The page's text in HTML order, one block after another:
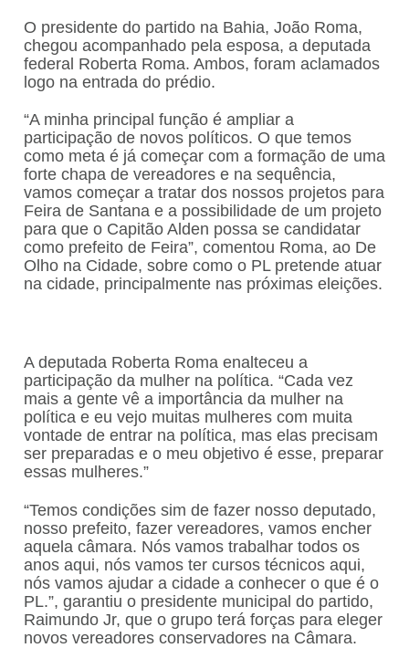
O presidente do partido na Bahia, João Roma,
chegou acompanhado pela esposa, a deputada
federal Roberta Roma. Ambos, foram aclamados
logo na entrada do prédio.
“A minha principal função é ampliar a
participação de novos políticos. O que temos
como meta é já começar com a formação de uma
forte chapa de vereadores e na sequência,
vamos começar a tratar dos nossos projetos para
Feira de Santana e a possibilidade de um projeto
para que o Capitão Alden possa se candidatar
como prefeito de Feira”, comentou Roma, ao De
Olho na Cidade, sobre como o PL pretende atuar
na cidade, principalmente nas próximas eleições.
A deputada Roberta Roma enalteceu a
participação da mulher na política. “Cada vez
mais a gente vê a importância da mulher na
política e eu vejo muitas mulheres com muita
vontade de entrar na política, mas elas precisam
ser preparadas e o meu objetivo é esse, preparar
essas mulheres.”
“Temos condições sim de fazer nosso deputado,
nosso prefeito, fazer vereadores, vamos encher
aquela câmara. Nós vamos trabalhar todos os
anos aqui, nós vamos ter cursos técnicos aqui,
nós vamos ajudar a cidade a conhecer o que é o
PL.”, garantiu o presidente municipal do partido,
Raimundo Jr, que o grupo terá forças para eleger
novos vereadores conservadores na Câmara.